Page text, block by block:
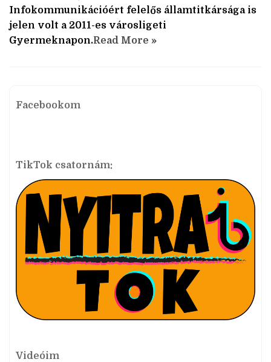
Infokommunikációért felelős államtitkársága is
jelen volt a 2011-es városligeti
Gyermeknapon.Read More »
Facebookom
TikTok csatornám:
Videóim